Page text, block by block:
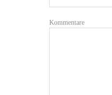
Kommentare